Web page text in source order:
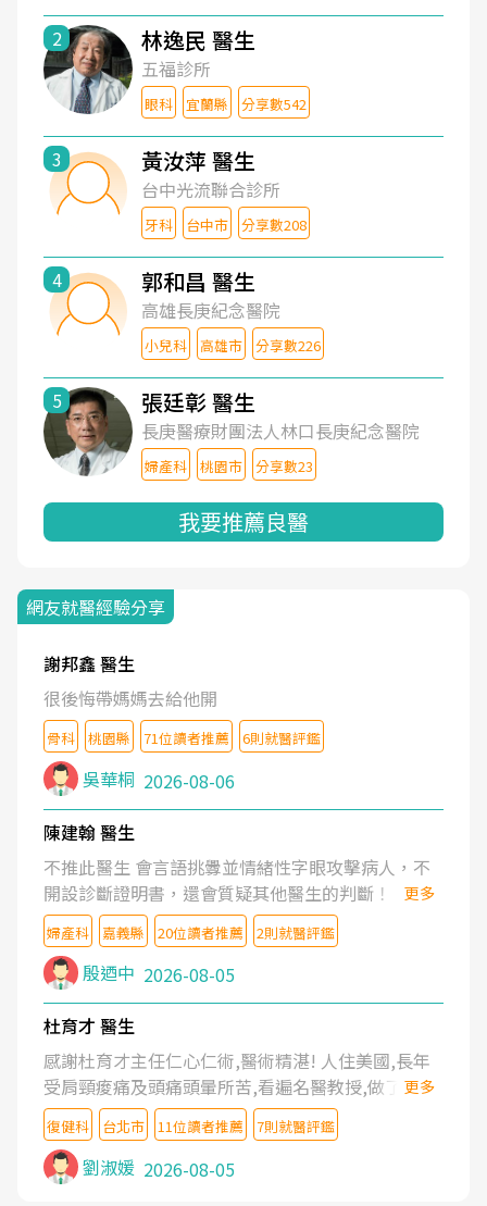
2 林逸民 醫生
五福診所
眼科 宜蘭縣 分享數542
3 黃汝萍 醫生
台中光流聯合診所
牙科 台中市 分享數208
4 郭和昌 醫生
高雄長庚紀念醫院
小兒科 高雄市 分享數226
5 張廷彰 醫生
長庚醫療財團法人林口長庚紀念醫院
婦產科 桃園市 分享數23
我要推薦良醫
網友就醫經驗分享
謝邦鑫 醫生
很後悔帶媽媽去給他開
骨科 桃園縣 71位讀者推薦 6則就醫評鑑
吳華桐 2026-08-06
陳建翰 醫生
不推此醫生 會言語挑釁並情緒性字眼攻擊病人，不
開設診斷證明書，還會質疑其他醫生的判斷！
更多
婦產科 嘉義縣 20位讀者推薦 2則就醫評鑑
殷迺中 2026-08-05
杜育才 醫生
感謝杜育才主任仁心仁術,醫術精湛! 人住美國,長年
受肩頸痠痛及頭痛頭暈所苦,看遍名醫教授,做了各種
檢查,也嘗試過西醫打針,中醫針灸及物理徒手治療都
沒有用,後來連吃到嗎啡類止痛藥都效果有限,只是壓
症狀,沒多久就痛起來,多年失眠嚴重影響生活品質.
台灣親友介紹忠孝醫院杜育才主任是頸頭症候群專
更多
復健科 台北市 11位讀者推薦 7則就醫評鑑
劉淑媛 2026-08-05